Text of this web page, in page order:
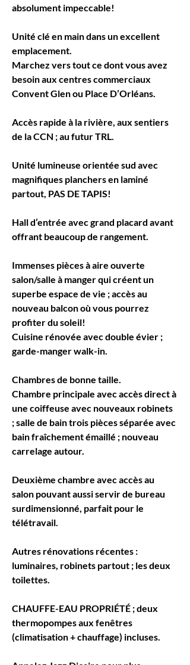
absolument impeccable!
Unité clé en main dans un excellent
emplacement.
Marchez vers tout ce dont vous avez
besoin aux centres commerciaux
Convent Glen ou Place D’Orléans.
Accès rapide à la rivière, aux sentiers
de la CCN ; au futur TRL.
Unité lumineuse orientée sud avec
magnifiques planchers en laminé
partout, PAS DE TAPIS!
Hall d’entrée avec grand placard avant
offrant beaucoup de rangement.
Immenses pièces à aire ouverte
salon/salle à manger qui créent un
superbe espace de vie ; accès au
nouveau balcon où vous pourrez
profiter du soleil!
Cuisine rénovée avec double évier ;
garde-manger walk-in.
Chambres de bonne taille.
Chambre principale avec accès direct à
une coiffeuse avec nouveaux robinets
; salle de bain trois pièces séparée avec
bain fraîchement émaillé ; nouveau
carrelage autour.
Deuxième chambre avec accès au
salon pouvant aussi servir de bureau
surdimensionné, parfait pour le
télétravail.
Autres rénovations récentes :
luminaires, robinets partout ; les deux
toilettes.
CHAUFFE-EAU PROPRIÉTÉ ; deux
thermopompes aux fenêtres
(climatisation + chauffage) incluses.